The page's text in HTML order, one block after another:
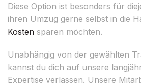
Diese Option ist besonders für
ihren Umzug gerne selbst in die
Kosten sparen möchten.
Unabhängig von der gewählten
kannst du dich auf unsere
Expertise verlassen. Unsere